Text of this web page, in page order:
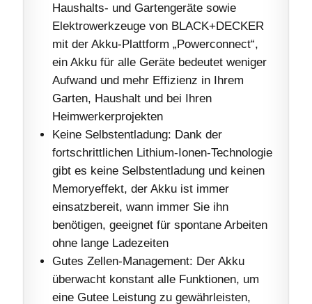
Haushalts- und Gartengeräte sowie
Elektrowerkzeuge von BLACK+DECKER
mit der Akku-Plattform „Powerconnect“,
ein Akku für alle Geräte bedeutet weniger
Aufwand und mehr Effizienz in Ihrem
Garten, Haushalt und bei Ihren
Heimwerkerprojekten
Keine Selbstentladung: Dank der
fortschrittlichen Lithium-Ionen-Technologie
gibt es keine Selbstentladung und keinen
Memoryeffekt, der Akku ist immer
einsatzbereit, wann immer Sie ihn
benötigen, geeignet für spontane Arbeiten
ohne lange Ladezeiten
Gutes Zellen-Management: Der Akku
überwacht konstant alle Funktionen, um
eine Gutee Leistung zu gewährleisten,